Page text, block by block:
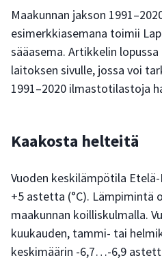
Maakunnan jakson
esimerkkiasemana toimii
sääasema. Artikkelin
laitoksen sivulle, jossa voi
1991–2020 ilmastotilastoja
Kaakosta helteitä
Vuoden keskilämpötila
+5 astetta (°C). Lämpimintä
maakunnan koilliskulmalla.
kuukauden, tammi- tai
keskimäärin -6,7…-6,9